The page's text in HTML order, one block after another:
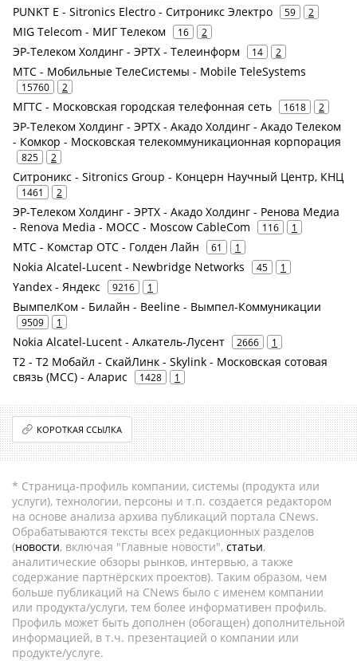
PUNKT E - Sitronics Electro - Ситроникс Электро 59 2
MIG Telecom - МИГ Телеком 16 2
ЭР-Телеком Холдинг - ЭРТХ - Телеинформ 14 2
МТС - Мобильные ТелеСистемы - Mobile TeleSystems
15760 2
МГТС - Московская городская телефонная сеть 1618 2
ЭР-Телеком Холдинг - ЭРТХ - Акадо Холдинг - Акадо Телеком
- Комкор - Московская телекоммуникационная корпорация
825 2
Ситроникс - Sitronics Group - Концерн Научный Центр, КНЦ
1461 2
ЭР-Телеком Холдинг - ЭРТХ - Акадо Холдинг - Ренова Медиа
- Renova Media - MOCC - Moscow CableCom
116 1
МТС - Комстар ОТС - Голден Лайн 61 1
Nokia Alcatel-Lucent - Newbridge Networks 45 1
Yandex - Яндекс 9216 1
ВымпелКом - Билайн - Beeline - Вымпел-Коммуникации
9509 1
Nokia Alcatel-Lucent - Алкатель-Лусент 2666 1
Т2 - Т2 Мобайл - СкайЛинк - Skylink - Московская сотовая
связь (МСС) - Аларис
1428 1
КОРОТКАЯ ССЫЛКА
* Страница-профиль компании, системы (продукта или
услуги), технологии, персоны и т.п. создается редактором
на основе анализа архива публикаций портала CNews.
Обрабатываются тексты всех редакционных разделов
(новости, включая "Главные новости", статьи,
аналитические обзоры рынков, интервью, а также
содержание партнёрских проектов). Таким образом, чем
больше публикаций на CNews было с именем компании
или продукта/услуги, тем более информативен профиль.
Профиль может быть дополнен (обогащен) дополнительной
информацией, в т.ч. презентацией о компании или
продукте/услуге.